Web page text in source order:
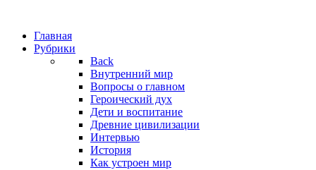
Главная
Рубрики
Back
Внутренний мир
Вопросы о главном
Героический дух
Дети и воспитание
Древние цивилизации
Интервью
История
Как устроен мир